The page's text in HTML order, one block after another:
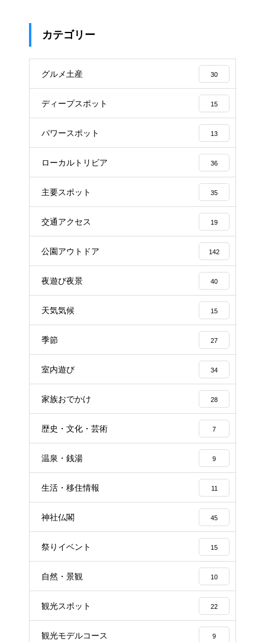
カテゴリー
グルメ土産 30
ディープスポット 15
パワースポット 13
ローカルトリビア 36
主要スポット 35
交通アクセス 19
公園アウトドア 142
夜遊び夜景 40
天気気候 15
季節 27
室内遊び 34
家族おでかけ 28
歴史・文化・芸術 7
温泉・銭湯 9
生活・移住情報 11
神社仏閣 45
祭りイベント 15
自然・景観 10
観光スポット 22
観光モデルコース 9